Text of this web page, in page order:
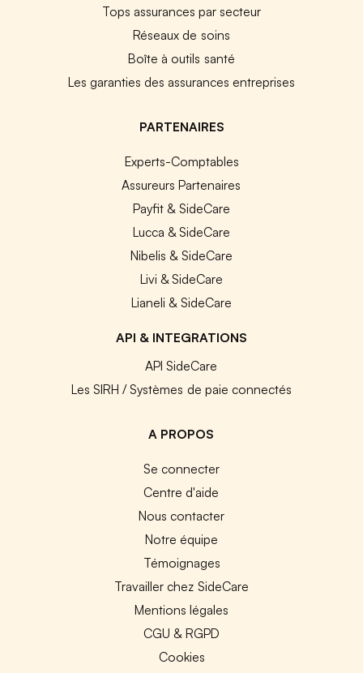
Tops assurances par secteur
Réseaux de soins
Boîte à outils santé
Les garanties des assurances entreprises
PARTENAIRES
Experts-Comptables
Assureurs Partenaires
Payfit & SideCare
Lucca & SideCare
Nibelis & SideCare
Livi & SideCare
Lianeli & SideCare
API & INTEGRATIONS
API SideCare
Les SIRH / Systèmes de paie connectés
A PROPOS
Se connecter
Centre d'aide
Nous contacter
Notre équipe
Témoignages
Travailler chez SideCare
Mentions légales
CGU & RGPD
Cookies